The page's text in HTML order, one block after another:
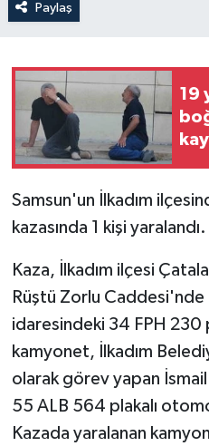
Paylaş
19
Samsun'un İlkadım
kazasında 1 kişi yaralandı.
Kaza, İlkadım ilçesi
Rüştü Zorlu
idaresindeki 34 FPH 230
kamyonet, İlkadım
olarak görev yapan
55 ALB 564 plakalı
Kazada yaralanan